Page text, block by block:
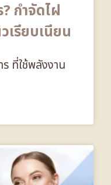
? กำจัดไฝ
เรียบเนียน
ที่ใช้พลังงาน